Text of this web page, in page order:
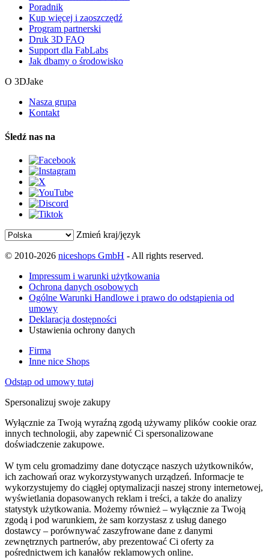
Poradnik
Kup więcej i zaoszczędź
Program partnerski
Druk 3D FAQ
Support dla FabLabs
Jak dbamy o środowisko
O 3DJake
Nasza grupa
Kontakt
Śledź nas na
Zmień kraj/język
© 2010-2026 niceshops GmbH - All rights reserved.
Impressum i warunki użytkowania
Ochrona danych osobowych
Ogólne Warunki Handlowe i prawo do odstąpienia od
umowy
Deklaracja dostępności
Ustawienia ochrony danych
Firma
Inne nice Shops
Odstąp od umowy tutaj
Spersonalizuj swoje zakupy
Wyłącznie za Twoją wyraźną zgodą używamy plików cookie oraz
innych technologii, aby zapewnić Ci spersonalizowane
doświadczenie zakupowe.
W tym celu gromadzimy dane dotyczące naszych użytkowników,
ich zachowań oraz wykorzystywanych urządzeń. Informacje te
wykorzystujemy do ciągłej optymalizacji naszej strony internetowej,
wyświetlania dopasowanych reklam i treści, a także do analizy
statystyk użytkowania. Możemy również – wyłącznie za Twoją
zgodą i pod warunkiem, że sam korzystasz z usług danego
dostawcy – porównywać zaszyfrowane dane z danymi
zewnętrznych partnerów, aby prezentować Ci oferty za
pośrednictwem ich kanałów reklamowych online.